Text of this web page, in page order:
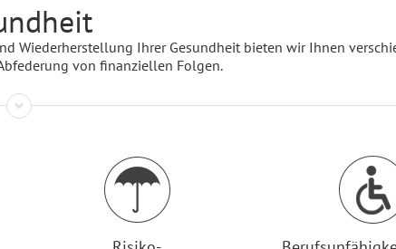
Wiederherstellung Ihrer Gesundheit bieten wir Ihnen
von finanziellen Folgen.